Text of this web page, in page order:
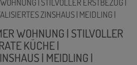
WOHNUNG | STILVOLLER
KÜCHE |
| MEIDLING |